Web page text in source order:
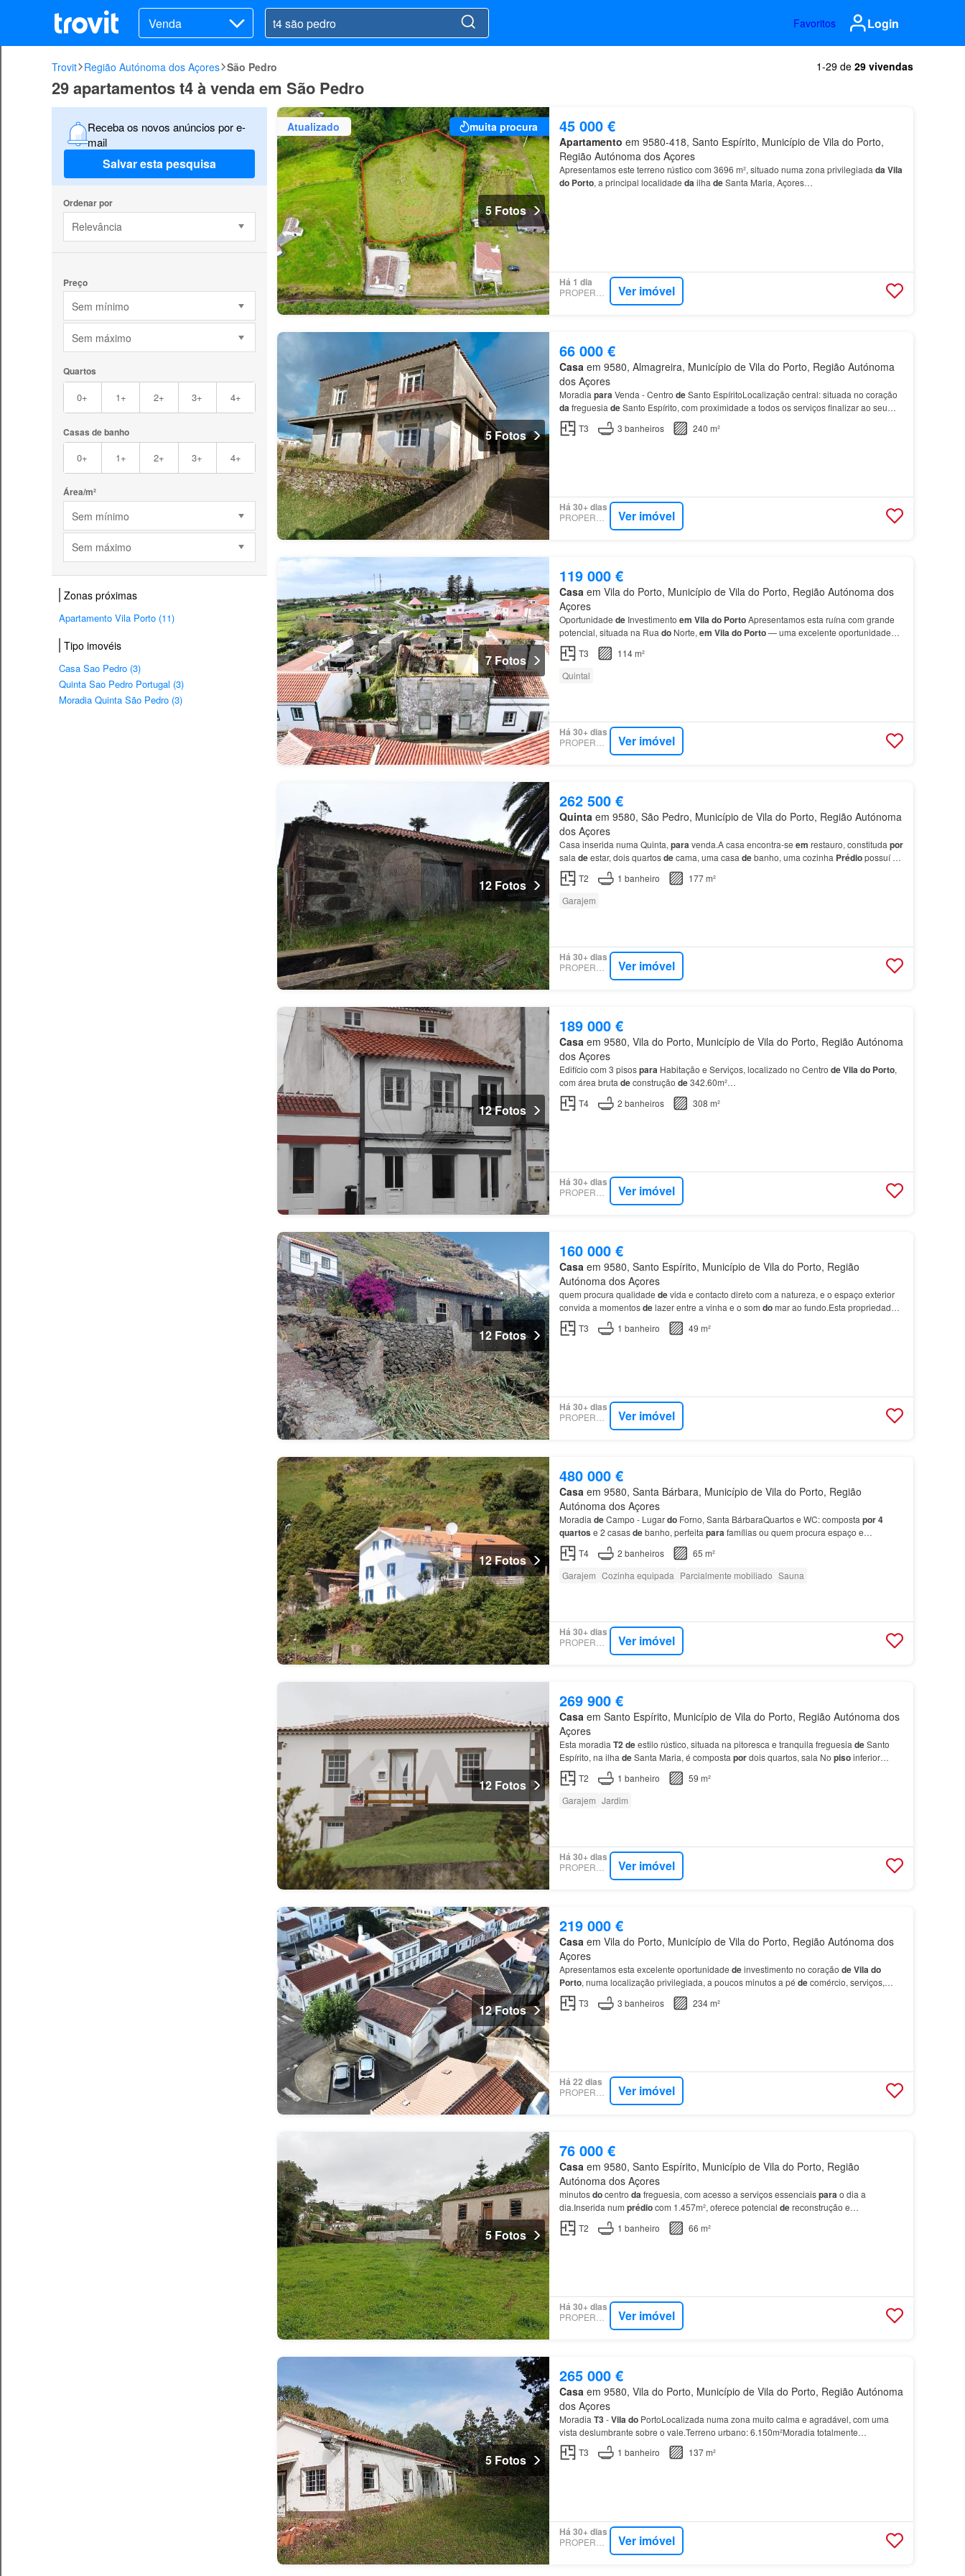
Venda Favoritos Login
Trovit Região Autónoma dos Açores São Pedro 1-29 de 29 vivendas
29 apartamentos t4 à venda em São Pedro
Receba os novos anúncios por e-
mail
Salvar esta pesquisa
Ordenar por
Relevância
Preço
Sem mínimo
Sem máximo
Quartos
0+ 1+ 2+ 3+ 4+
Casas de banho
0+ 1+ 2+ 3+ 4+
Área/m²
Sem mínimo
Sem máximo
Zonas próximas
Apartamento Vila Porto (11)
Tipo imovéis
Casa Sao Pedro (3)
Quinta Sao Pedro Portugal (3)
Moradia Quinta São Pedro (3)
Atualizado muita procura
5 Fotos
45 000 €
Apartamento em 9580-418, Santo Espírito, Município de Vila do Porto,
Região Autónoma dos Açores
Apresentamos este terreno rústico com 3696 m², situado numa zona privilegiada daVila
do Porto, a principal localidade dailha deSanta Maria, Açores…
Há 1 dia
PROPERSTAR Ver imóvel
5 Fotos
66 000 €
Casa em 9580, Almagreira, Município de Vila do Porto, Região Autónoma
dos Açores
Moradia paraVenda - Centro deSanto EspíritoLocalização central: situada no coração
dafreguesia deSanto Espírito, com proximidade a todos os serviços finalizar ao seu
gosto.Flexibilidade
projeto: possibilidade
T3 3 banheiros 240 m²
Há 30+ dias
PROPERSTAR Ver imóvel
7 Fotos
119 000 €
Casa em Vila do Porto, Município de Vila do Porto, Região Autónoma dos
Açores
Oportunidade deInvestimento em Vilado PortoApresentamos esta ruína com grande
potencial, situada na Rua doNorte, em Vilado Porto— uma excelente oportunidade
Preço
venda: 119.000,00 € Uma excelente oportunidade
T3
114 m²
Quintal
Há 30+ dias
PROPERSTAR Ver imóvel
12 Fotos
262 500 €
Quinta em 9580, São Pedro, Município de Vila do Porto, Região Autónoma
dos Açores
Casa inserida numa Quinta, paravenda.A casa encontra-se em restauro, constituda por
sala deestar, dois quartosdecama, uma casa debanho, uma cozinha Prédiopossuíde
área total deterreno 8575m², sendo 1183m² Urbanos,…
T2 1 banheiro
177 m²
Garajem
Há 30+ dias
PROPERSTAR Ver imóvel
12 Fotos
189 000 €
Casa em 9580, Vila do Porto, Município de Vila do Porto, Região Autónoma
dos Açores
Edifício com 3 pisospara Habitação e Serviços, localizado no Centro deVilado Porto,
com área bruta deconstrução de342.60m²…
T4
2 banheiros 308 m²
Há 30+ dias
PROPERSTAR Ver imóvel
12 Fotos
160 000 €
Casa em 9580, Santo Espírito, Município de Vila do Porto, Região
Autónoma dos Açores
quem procura qualidade devida e contacto direto com a natureza, e o espaço exterior
convida a momentosdelazer entre a vinha e o som domar ao fundo.Esta propriedade é
perfeita tanto
residência permanente como
T3 1 banheiro 49 m²
Há 30+ dias
PROPERSTAR Ver imóvel
12 Fotos
480 000 €
Casa em 9580, Santa Bárbara, Município de Vila do Porto, Região
Autónoma dos Açores
Moradia deCampo - LugardoForno, Santa BárbaraQuartos e WC: composta por4
quartos e 2 casasdebanho, perfeita parafamílias ou quem procura espaço e
conforto.Áreas
deestar e sala
T4 2 banheiros
65 m²
Garajem Cozinha equipada Parcialmente mobiliado Sauna
Há 30+ dias
Ver imóvel
12 Fotos
269 900 €
Casa em Santo Espírito, Município de Vila do Porto, Região Autónoma dos
Açores
Esta moradia T2deestilo rústico, situada na pitoresca e tranquila freguesia deSanto
Espírito, na ilha deSanta Maria, é composta pordois quartos, sala No pisoinferior
existem duas áreas com possibilidade
T2 1 banheiro
59 m²
Garajem Jardim
Há 30+ dias
Ver imóvel
12 Fotos
219 000 €
Casa em Vila do Porto, Município de Vila do Porto, Região Autónoma dos
Açores
Apresentamos esta excelente oportunidade deinvestimento no coração deVilado
Porto, numa localização privilegiada, a poucos minutos a pé decomércio, serviços,
escolas, restauração e
toda a zona histórica
T3 3 banheiros 234 m²
Há 22 dias
Ver imóvel
5 Fotos
76 000 €
Casa em 9580, Santo Espírito, Município de Vila do Porto, Região
Autónoma dos Açores
minutosdocentro dafreguesia, com acesso a serviços essenciaisparao dia a
dia.Inserida num prédiocom 1.457m², oferece potencial dereconstrução e
possibilidade
daárea habitacional.O imóvel encontra-se
T2 1 banheiro 66 m²
Há 30+ dias
Ver imóvel
5 Fotos
265 000 €
Casa em 9580, Vila do Porto, Município de Vila do Porto, Região Autónoma
dos Açores
Moradia T3-ViladoPortoLocalizada numa zona muito calma e agradável, com uma
vista deslumbrante sobre o vale.Terreno urbano: 6.150m²Moradia totalmente
independente, ideal
quem procura privacidade e tranquilidade.Excel…
T3 1 banheiro 137 m²
Há 30+ dias
Ver imóvel